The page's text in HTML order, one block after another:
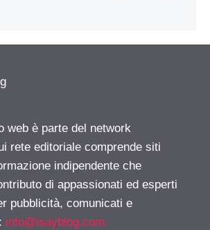
web è parte del network
rete editoriale comprende siti
indipendente che
di appassionati ed esperti
pubblicità, comunicati e
info@isayblog.com